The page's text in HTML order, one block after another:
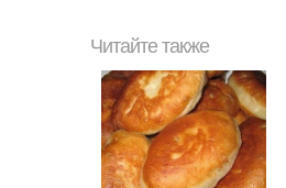
Читайте также